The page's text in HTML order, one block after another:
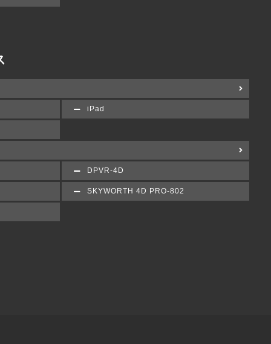
iPad
DPVR-4D
SKYWORTH 4D PRO-802